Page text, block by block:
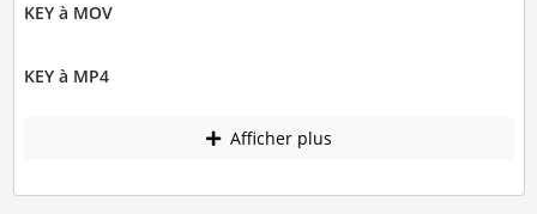
KEY à MOV
KEY à MP4
Afficher plus